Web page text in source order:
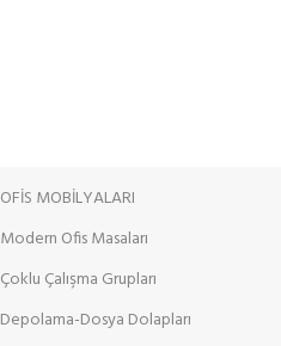
OFİS MOBİLYALARI
Modern Ofis Masaları
Çoklu Çalışma Grupları
Depolama-Dosya Dolapları